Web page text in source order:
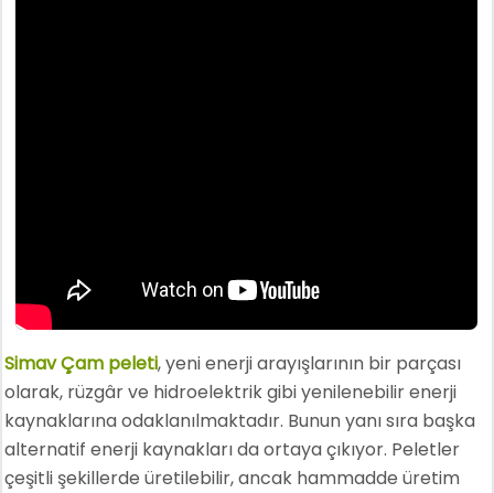
Simav Çam peleti, yeni enerji arayışlarının bir parçası
olarak, rüzgâr ve hidroelektrik gibi yenilenebilir enerji
kaynaklarına odaklanılmaktadır. Bunun yanı sıra başka
alternatif enerji kaynakları da ortaya çıkıyor. Peletler
çeşitli şekillerde üretilebilir, ancak hammadde üretim